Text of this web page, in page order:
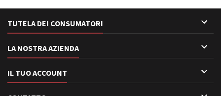
TUTELA DEI CONSUMATORI 
LA NOSTRA AZIENDA 
IL TUO ACCOUNT 